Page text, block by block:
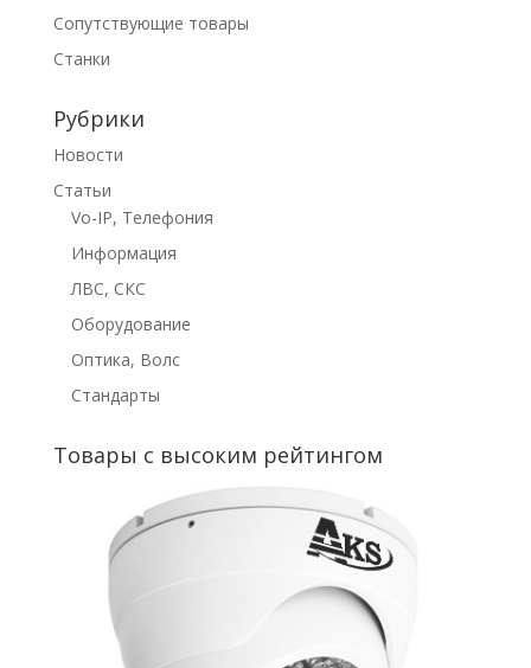
Сопутствующие товары
Станки
Рубрики
Новости
Статьи
Vo-IP, Телефония
Информация
ЛВС, СКС
Оборудование
Оптика, Волс
Стандарты
Товары с высоким рейтингом